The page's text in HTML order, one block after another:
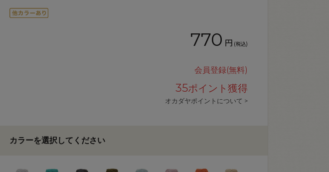
770 円 (税込)
会員登録(無料)
35ポイント獲得
オカダヤポイントについて >
カラーを選択してください